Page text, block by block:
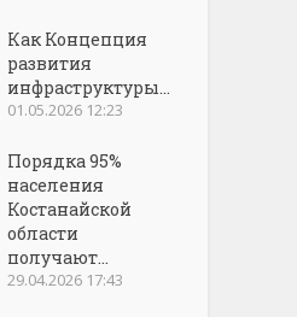
Как Концепция
развития
инфраструктуры...
01.05.2026 12:23
Порядка 95%
населения
Костанайской
области
получают...
29.04.2026 17:43